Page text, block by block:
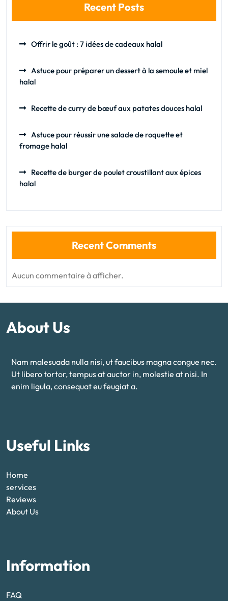
Recent Posts
Offrir le goût : 7 idées de cadeaux halal
Astuce pour préparer un dessert à la semoule et miel
halal
Recette de curry de bœuf aux patates douces halal
Astuce pour réussir une salade de roquette et
fromage halal
Recette de burger de poulet croustillant aux épices
halal
Recent Comments
Aucun commentaire à afficher.
About Us
Nam malesuada nulla nisi, ut faucibus magna congue nec.
Ut libero tortor, tempus at auctor in, molestie at nisi. In
enim ligula, consequat eu feugiat a.
Useful Links
Home
services
Reviews
About Us
Information
FAQ